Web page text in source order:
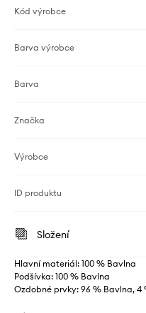
Kód výrobce
Barva výrobce
Barva
Značka
Výrobce
ID produktu
Složení
Hlavní materiál: 100 % Bavlna
Podšívka: 100 % Bavlna
Ozdobné prvky: 96 % Bavlna, 4